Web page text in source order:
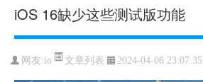
iOS 16缺少这些测试版功能
网友:io 文章列表 2024-04-06 23:07:35